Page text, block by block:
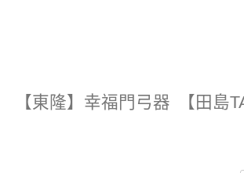
【東隆】幸福門弓器 【田島